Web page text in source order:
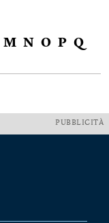
M N O P Q
PUBBLICITÀ